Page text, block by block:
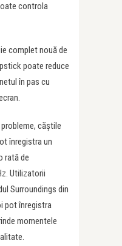
controla
complet nouă de
poate reduce
în pas cu
căștile
înregistra un
rată de
Utilizatorii
Surroundings din
pot înregistra
momentele